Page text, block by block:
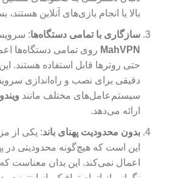
بالا یا انجام بازی‌های آنلاین
سازگاری با تمامی دستگاه‌ها:
MahVPN روی تمامی دستگاه‌ها
حتی روترها قابل استفاده هستند.
دقیقی برای نصب و راه‌اندازی
سیستم‌عامل‌های مختلف مانند
ارائه می‌دهد.
بدون محدودیت پهنای باند: یکی از
این است که هیچ‌گونه محدودیتی در
اعمال نمی‌کند. این بدان معناست